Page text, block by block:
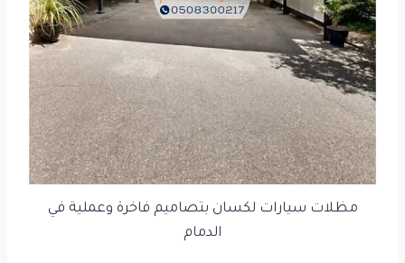
مظلات سيارات لكسان بتصاميم فاخرة وعملية في
الدمام